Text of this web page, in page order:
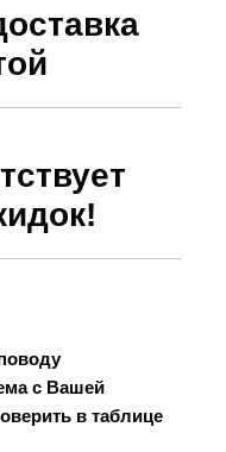
с Вашей
в таблице